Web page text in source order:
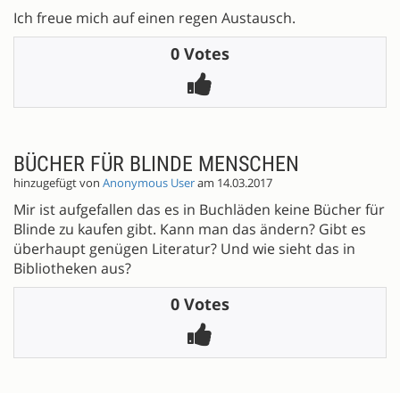
Ich freue mich auf einen regen Austausch.
0 Votes
BÜCHER FÜR BLINDE MENSCHEN
hinzugefügt von Anonymous Useram 14.03.2017
Mir ist aufgefallen das es in Buchläden keine Bücher für
Blinde zu kaufen gibt. Kann man das ändern? Gibt es
überhaupt genügen Literatur? Und wie sieht das in
Bibliotheken aus?
0 Votes